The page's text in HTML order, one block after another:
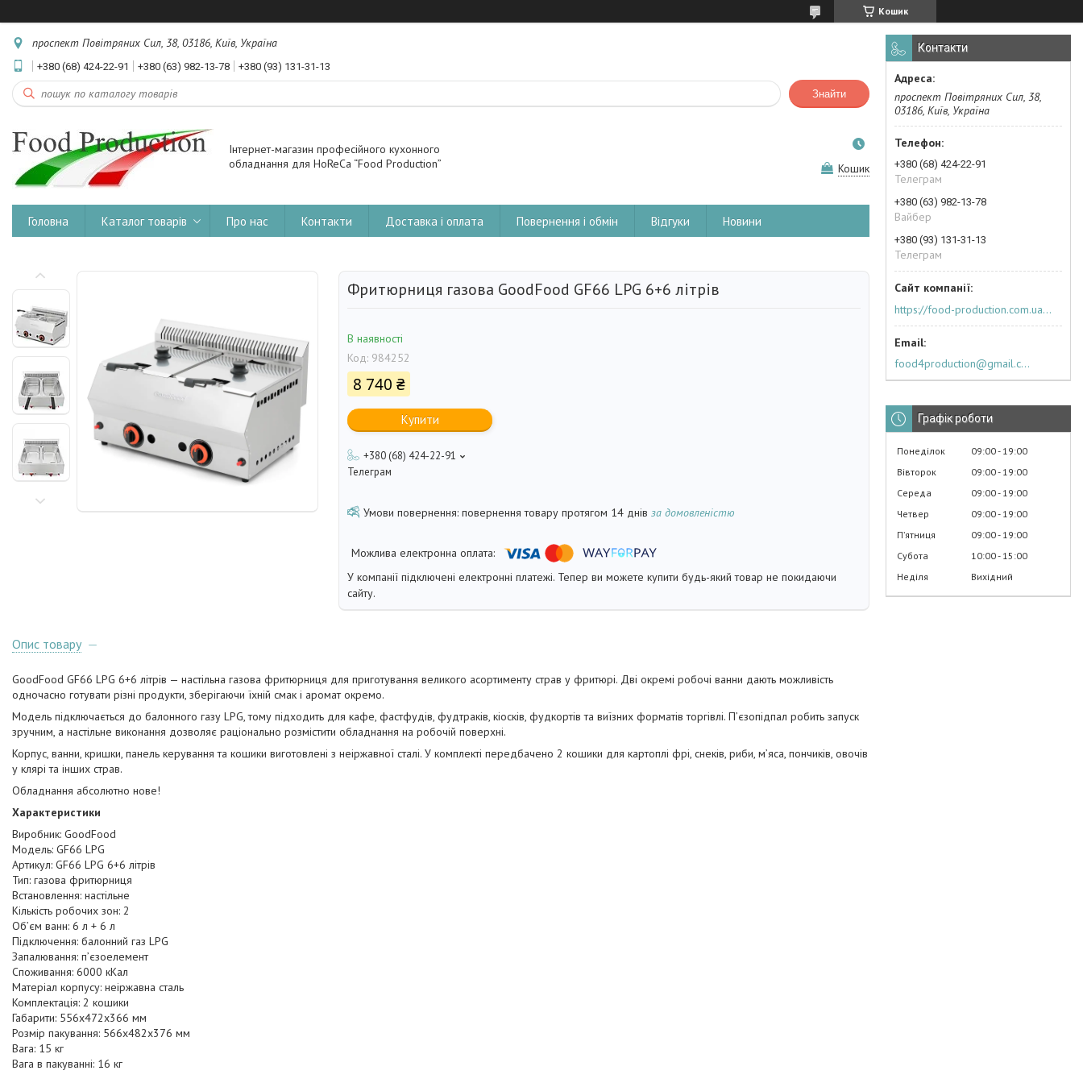
Кошик
проспект Повітряних Сил, 38, 03186, Київ, Україна
+380 (68) 424-22-91 +380 (63) 982-13-78 +380 (93) 131-31-13
Знайти
Інтернет-магазин професійного кухонного
обладнання для HoReCa “Food Production”
Кошик
Головна Каталог товарів Про нас Контакти Доставка і оплата Повернення і обмін Відгуки Новини
Фритюрниця газова GoodFood GF66 LPG 6+6 літрів
В наявності
Код: 984252
8 740 ₴
Купити
+380 (68) 424-22-91
Телеграм
повернення товару протягом 14 днів за домовленістю
У компанії підключені електронні платежі. Тепер ви можете купити будь-який товар не покидаючи
сайту.
Опис товару
GoodFood GF66 LPG 6+6 літрів — настільна газова фритюрниця для приготування великого асортименту страв у фритюрі. Дві окремі робочі ванни дають можливість
одночасно готувати різні продукти, зберігаючи їхній смак і аромат окремо.
Модель підключається до балонного газу LPG, тому підходить для кафе, фастфудів, фудтраків, кіосків, фудкортів та виїзних форматів торгівлі. П’єзопідпал робить запуск
зручним, а настільне виконання дозволяє раціонально розмістити обладнання на робочій поверхні.
Корпус, ванни, кришки, панель керування та кошики виготовлені з неіржавної сталі. У комплекті передбачено 2 кошики для картоплі фрі, снеків, риби, м’яса, пончиків, овочів
у клярі та інших страв.
Обладнання абсолютно нове!
Характеристики
Виробник: GoodFood
Модель: GF66 LPG
Артикул: GF66 LPG 6+6 літрів
Тип: газова фритюрниця
Встановлення: настільне
Кількість робочих зон: 2
Об’єм ванн: 6 л + 6 л
Підключення: балонний газ LPG
Запалювання: п’єзоелемент
Споживання: 6000 кКал
Матеріал корпусу: неіржавна сталь
Комплектація: 2 кошики
Габарити: 556x472x366 мм
Розмір пакування: 566х482х376 мм
Вага: 15 кг
Вага в пакуванні: 16 кг
Контакти
проспект Повітряних Сил, 38,
03186, Київ, Україна
+380 (68) 424-22-91
Телеграм
+380 (63) 982-13-78
Вайбер
+380 (93) 131-31-13
Телеграм
https://food-production.com.ua/ua/
food4production@gmail.com
Графік роботи
Понеділок 09:00 19:00
Вівторок
09:00 19:00
Середа
09:00 19:00
Четвер
09:00 19:00
Пʼятниця
09:00 19:00
Субота
10:00 15:00
Неділя
Вихідний